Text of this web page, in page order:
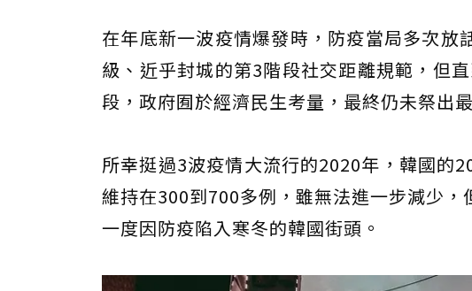
在年底新一波疫情爆發時，防疫當局多次
級、近乎封城的第3階段社交距離規範，但
段，政府囿於經濟民生考量，最終仍未祭出
所幸挺過3波疫情大流行的2020年，韓國的
維持在300到700多例，雖無法進一步減少
一度因防疫陷入寒冬的韓國街頭。